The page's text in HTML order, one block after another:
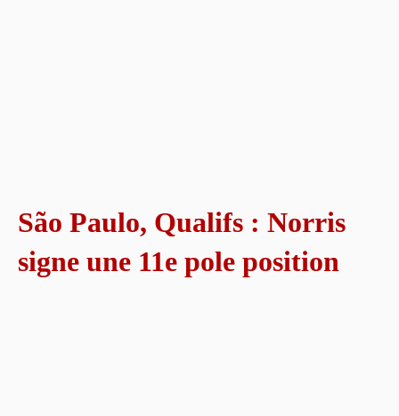
São Paulo, Qualifs : Norris
signe une 11e pole position